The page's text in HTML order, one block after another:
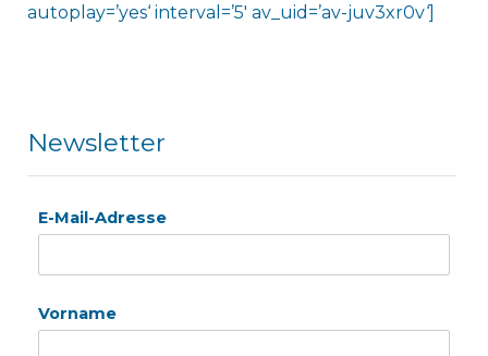
autoplay=’yes‘ interval=’5′ av_uid=’av-juv3xr0v‘]
Newsletter
E-Mail-Adresse
Vorname